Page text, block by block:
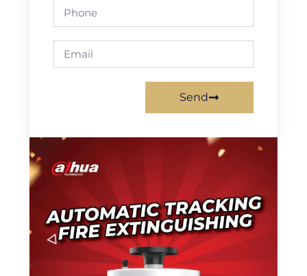
Send